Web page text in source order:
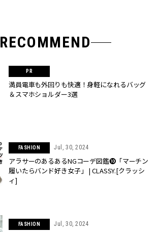
RECOMMEND
満員電車も外回りも快適！身軽になれるバッグ
＆スマホショルダー3選
FASHION Jul, 30, 2024
アラサーのあるあるNGコーデ図鑑➓「マーチン
履いたらバンド好き女子」 | CLASSY.[クラッシ
ィ]
FASHION Jul, 30, 2024